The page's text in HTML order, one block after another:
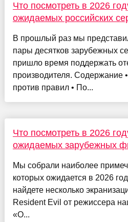
Что посмотреть в 2026
ожидаемых российских
В прошлый раз мы
пары десятков зарубежных
пришло время поддержать
производителя. Содержание
против правил • По...
Что посмотреть в 2026
ожидаемых зарубежных
Мы собрали наиболее
которых ожидается в 2026
найдете несколько
Resident Evil от режиссера
«О...